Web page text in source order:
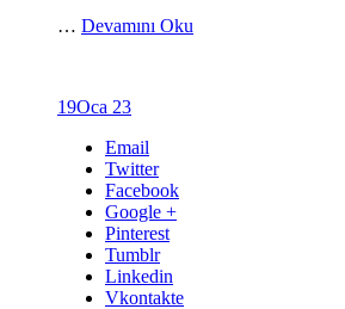
… Devamını Oku
19Oca 23
Email
Twitter
Facebook
Google +
Pinterest
Tumblr
Linkedin
Vkontakte